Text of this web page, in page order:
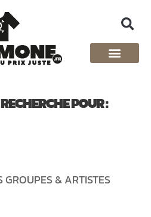
POUR :
GROUPES & ARTISTES